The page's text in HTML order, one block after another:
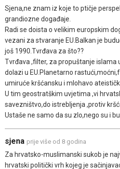
Sjena,ne znam iz koje to ptičje
grandiozne događaje.
Radi se doista o velikim europskim
vezani za stvaranje EU.Balkan je
još 1990.Tvrđava za što??
Tvrđava ,filter, za propuštanje islama
dolazi u EU.Planetarno
umiruće kršćansku i mlohavo
U tim geostratškim uvjetima ,vi
savezništvo,do istrebljenja ,protiv
Ustaše ne samo da su zlo,nego su i
sjena prije više od 8 godina
Za hrvatsko-muslimanski sukob je
hrvatski politički vrh kojeg je